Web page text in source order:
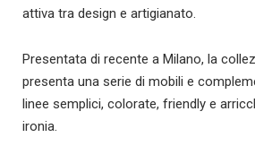
attiva tra design e artigianato.
Presentata di recente a Milano, la
presenta una serie di mobili e
linee semplici, colorate, friendly e
ironia.